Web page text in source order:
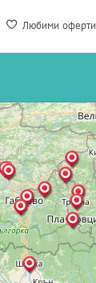
Любими оферти